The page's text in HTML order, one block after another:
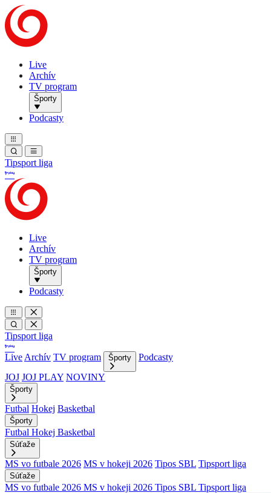
Live
Archív
TV program
Športy
Podcasty
Tipsport liga
Live
Archív
TV program
Športy
Podcasty
Tipsport liga
Live Archív TV program Športy
Podcasty
JOJ JOJ PLAY NOVINY
Športy
Futbal Hokej Basketbal
Športy
Futbal Hokej Basketbal
Súťaže
MS vo futbale 2026 MS v hokeji 2026 Tipos SBL Tipsport liga
Súťaže
MS vo futbale 2026 MS v hokeji 2026 Tipos SBL Tipsport liga